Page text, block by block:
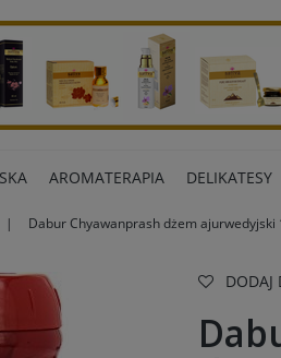
AROMATERAPIA DELIKATESY
Dabur Chyawanprash dżem ajurwedyjski
DODAJ